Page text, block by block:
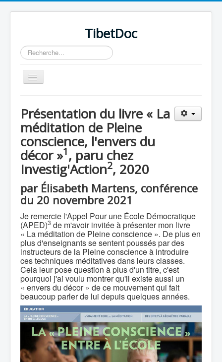
TibetDoc
Rechercher
Basculer
la
Présentation du livre « La
méditation de Pleine
conscience, l'envers du
décor »1, paru chez
Investig'Action2, 2020
par Élisabeth Martens, conférence
du 20 novembre 2021
Je remercie l'Appel Pour une École Démocratique
(APED)3 de m'avoir invitée à présenter mon livre
« La méditation de Pleine conscience ». De plus en
plus d'enseignants se sentent poussés par des
instructeurs de la Pleine conscience à introduire
ces techniques méditatives dans leurs classes.
Cela leur pose question à plus d'un titre, c'est
pourquoi j'ai voulu montrer qu'il existe aussi un
« envers du décor » de ce mouvement qui fait
beaucoup parler de lui depuis quelques années.